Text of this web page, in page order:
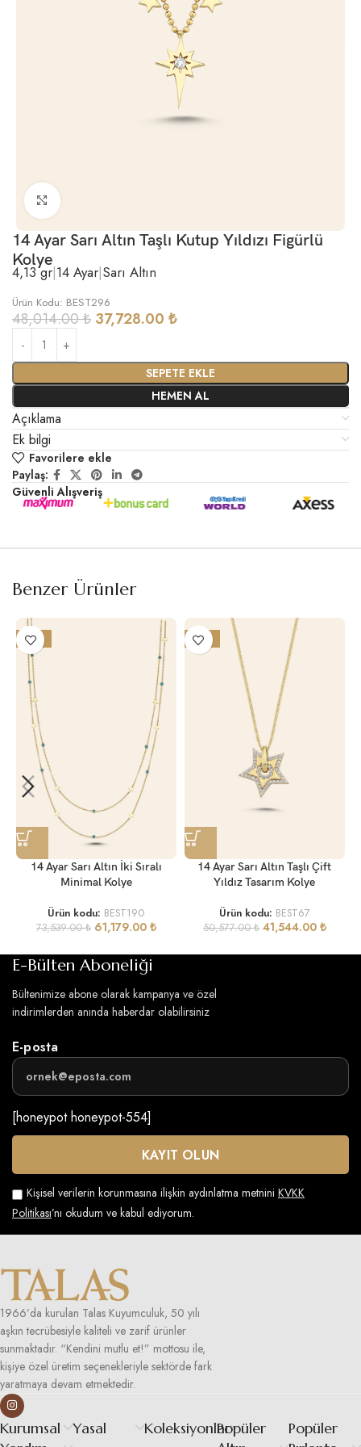
Büyütmek için tıklayın
14 Ayar Sarı Altın Taşlı Kutup Yıldızı Figürlü
Kolye
4,13 gr|14 Ayar|Sarı Altın
Ürün Kodu: BEST296
48,014.00₺ 37,728.00 ₺
SEPETE EKLE
HEMEN AL
Açıklama
Ek bilgi
Favorilere ekle
Paylaş:
Güvenli Alışveriş
Benzer Ürünler
-17%
14 Ayar Sarı Altın İki Sıralı
Minimal Kolye
Ürün kodu: BEST190
73,539.00₺ 61,179.00 ₺
-18%
14 Ayar Sarı Altın Taşlı Çift
Yıldız Tasarım Kolye
Ürün kodu: BEST67
50,577.00₺ 41,544.00 ₺
E-Bülten Aboneliği
Bültenimize abone olarak kampanya ve özel
indirimlerden anında haberdar olabilirsiniz
E-posta
[honeypot honeypot-554]
Kişisel verilerin korunmasına ilişkin aydınlatma metnini KVKK
Politikası’nı okudum ve kabul ediyorum.
1966’da kurulan Talas Kuyumculuk, 50 yılı
aşkın tecrübesiyle kaliteli ve zarif ürünler
sunmaktadır. “Kendini mutlu et!” mottosu ile,
kişiye özel üretim seçenekleriyle sektörde fark
yaratmaya devam etmektedir.
Kurumsal
Yasal KoleksiyonlarPopüler
Popüler